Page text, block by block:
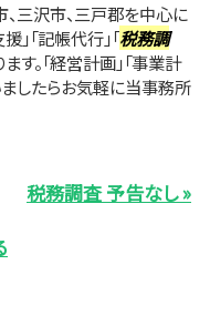
三沢市、三戸郡を中心に
「記帳代行」「税務調
す。「経営計画」「事業計
ましたらお気軽に当事務所
税務調査 予告なし »